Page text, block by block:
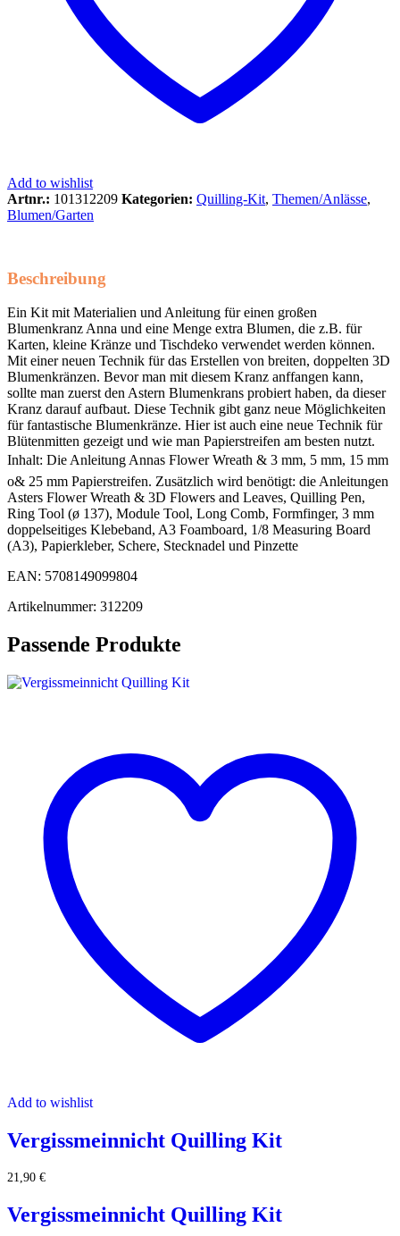
Add to wishlist
Artnr.: 101312209 Kategorien: Quilling-Kit, Themen/Anlässe,
Blumen/Garten
Beschreibung
Ein Kit mit Materialien und Anleitung für einen großen
Blumenkranz Anna und eine Menge extra Blumen, die z.B. für
Karten, kleine Kränze und Tischdeko verwendet werden können.
Mit einer neuen Technik für das Erstellen von breiten, doppelten 3D
Blumenkränzen. Bevor man mit diesem Kranz anffangen kann,
sollte man zuerst den Astern Blumenkrans probiert haben, da dieser
Kranz darauf aufbaut. Diese Technik gibt ganz neue Möglichkeiten
für fantastische Blumenkränze. Hier ist auch eine neue Technik für
Blütenmitten gezeigt und wie man Papierstreifen am besten nutzt.
Inhalt: Die Anleitung Annas Flower Wreath & 3 mm, 5 mm, 15 mm
o& 25 mm Papierstreifen. Zusätzlich wird benötigt: die Anleitungen
Asters Flower Wreath & 3D Flowers and Leaves, Quilling Pen,
Ring Tool (ø 137), Module Tool, Long Comb, Formfinger, 3 mm
doppelseitiges Klebeband, A3 Foamboard, 1/8 Measuring Board
(A3), Papierkleber, Schere, Stecknadel und Pinzette
EAN: 5708149099804
Artikelnummer: 312209
Passende Produkte
Add to wishlist
Vergissmeinnicht Quilling Kit
21,90 €
Vergissmeinnicht Quilling Kit